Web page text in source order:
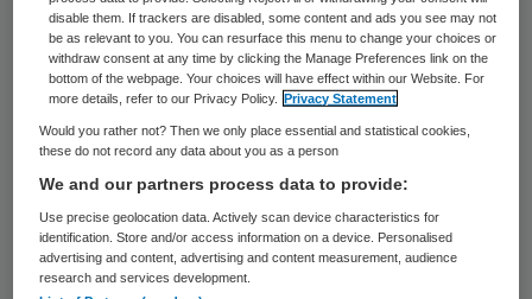
vrienden zijn en je eigenlijk met elkaar een
grote familie vormt.
Berg en Bosch
In 1992 gebeurde hetzelfde in Bilthoven
met hetziekenhuis Stichting medisch
centrum Berg en Bosch. Vlak voor Kerst
disable them. If trackers are disabled, some content and ads you see may not
be as relevant to you. You can resurface this menu to change your choices or
withdraw consent at any time by clicking the Manage Preferences link on the
bottom of the webpage. Your choices will have effect within our Website. For
more details, refer to our Privacy Policy.
Privacy Statement
Would you rather not? Then we only place essential and statistical cookies,
these do not record any data about you as a person
We and our partners process data to provide:
Use precise geolocation data. Actively scan device characteristics for
identification. Store and/or access information on a device. Personalised
advertising and content, advertising and content measurement, audience
research and services development.